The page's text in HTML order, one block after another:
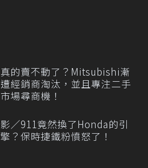
真的賣不動了？Mitsubishi漸
遭經銷商淘汰，並且專注二手
市場尋商機！
影／911竟然換了Honda的引
擎？保時捷鐵粉憤怒了！